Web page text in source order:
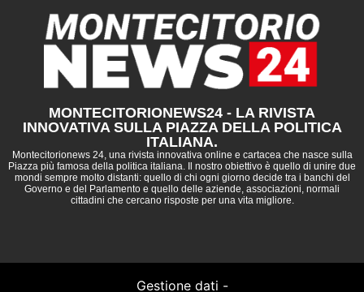
MONTECITORIONEWS24 - LA RIVISTA
INNOVATIVA SULLA PIAZZA DELLA POLITICA
ITALIANA.
Montecitorionews 24, una rivista innovativa online e cartacea che nasce sulla
Piazza più famosa della politica italiana. Il nostro obiettivo è quello di unire due
mondi sempre molto distanti: quello di chi ogni giorno decide tra i banchi del
Governo e del Parlamento e quello delle aziende, associazioni, normali
cittadini che cercano risposte per una vita migliore.
Gestione dati -